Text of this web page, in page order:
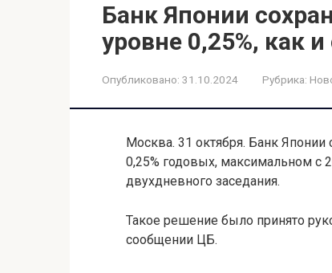
Банк Японии
уровне 0,25%, как
Опубликовано: 31.10.2024 Рубрика:
Москва. 31 октября. Банк
0,25% годовых, максимальном с
двухдневного заседания.
Такое решение было принято
сообщении ЦБ.